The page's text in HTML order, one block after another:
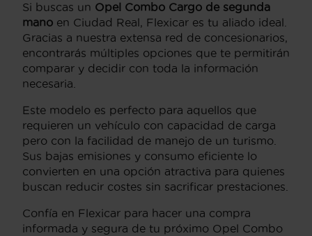
Si buscas un Opel Combo Cargo de segunda
mano en Ciudad Real, Flexicar es tu aliado ideal.
Gracias a nuestra extensa red de concesionarios,
encontrarás múltiples opciones que te permitirán
comparar y decidir con toda la información
necesaria.
Este modelo es perfecto para aquellos que
requieren un vehículo con capacidad de carga
pero con la facilidad de manejo de un turismo.
Sus bajas emisiones y consumo eficiente lo
convierten en una opción atractiva para quienes
buscan reducir costes sin sacrificar prestaciones.
Confía en Flexicar para hacer una compra
informada y segura de tu próximo Opel Combo